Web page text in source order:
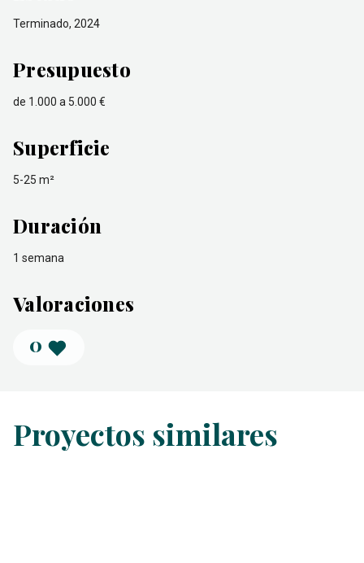
Terminado, 2024
Presupuesto
de 1.000 a 5.000 €
Superficie
5-25 m²
Duración
1 semana
Valoraciones
0
Proyectos similares